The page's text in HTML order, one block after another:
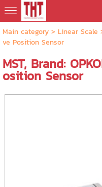
Main category> Linear Scale
ve Position Sensor
MST, Brand:
osition Sensor